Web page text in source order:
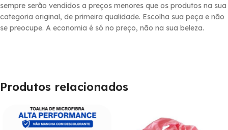
sempre serão vendidos a preços menores que os produtos na sua
categoria original, de primeira qualidade. Escolha sua peça e não
se preocupe. A economia é só no preço, não na sua beleza.
Produtos relacionados